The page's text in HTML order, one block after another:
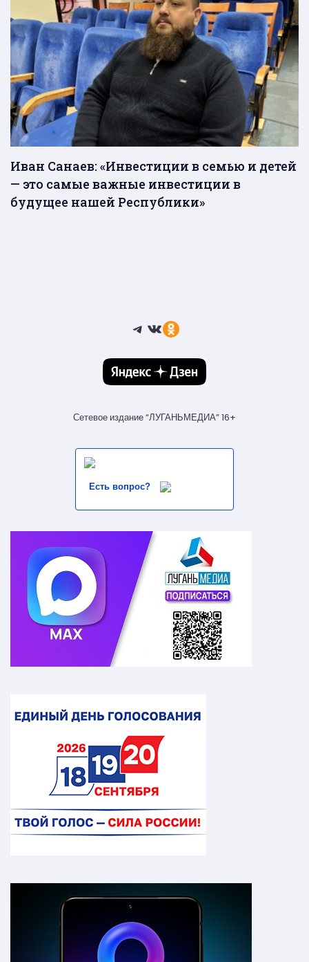
Иван Санаев: «Инвестиции в семью и детей
— это самые важные инвестиции в
будущее нашей Республики»
Telegram
ВКонтакте
Ссылка
Сетевое издание “ЛУГАНЬМЕДИА” 16+
Есть вопрос?